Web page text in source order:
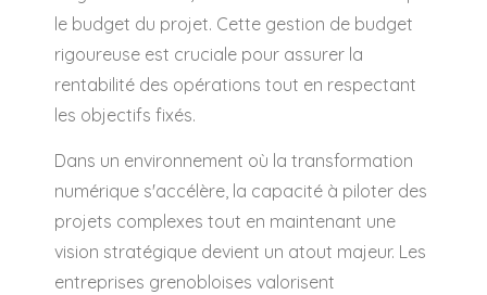
le budget du projet. Cette gestion de budget
rigoureuse est cruciale pour assurer la
rentabilité des opérations tout en respectant
les objectifs fixés.
Dans un environnement où la transformation
numérique s'accélère, la capacité à piloter des
projets complexes tout en maintenant une
vision stratégique devient un atout majeur. Les
entreprises grenobloises valorisent